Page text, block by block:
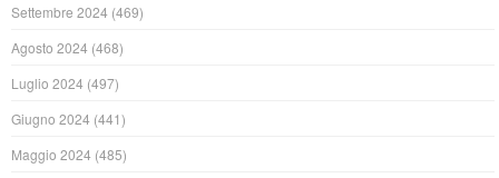
Settembre 2024 (469)
Agosto 2024 (468)
Luglio 2024 (497)
Giugno 2024 (441)
Maggio 2024 (485)